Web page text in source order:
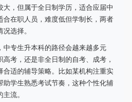
大，但属于全日制学历，适合应届中
合在职人员，难度低但学制长，两者
选择。
中专生升本科的路径会越来越多元
考，还是非全日制的自考、成考，
合适的辅导策略。比如某机构注重实
助学生熟悉考试节奏，这种个性化辅
流。